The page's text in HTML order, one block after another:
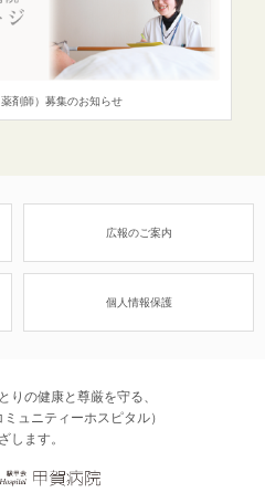
剤師） 募集のお知らせ
広報のご案内
個人情報保護
りの健康と尊厳を守る、
ュニティーホスピタル）
します。